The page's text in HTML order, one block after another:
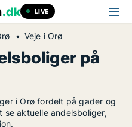
.dk LIVE
Veje i Orø
på
i Orø fordelt på gader og
se aktuelle andelsboliger,